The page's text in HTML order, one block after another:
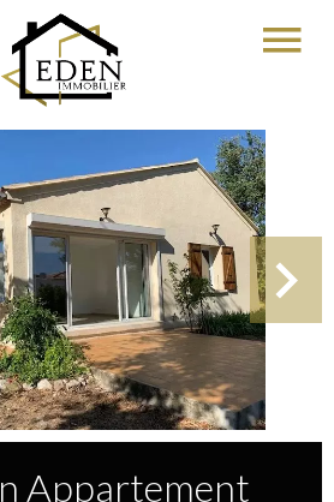
Appartement